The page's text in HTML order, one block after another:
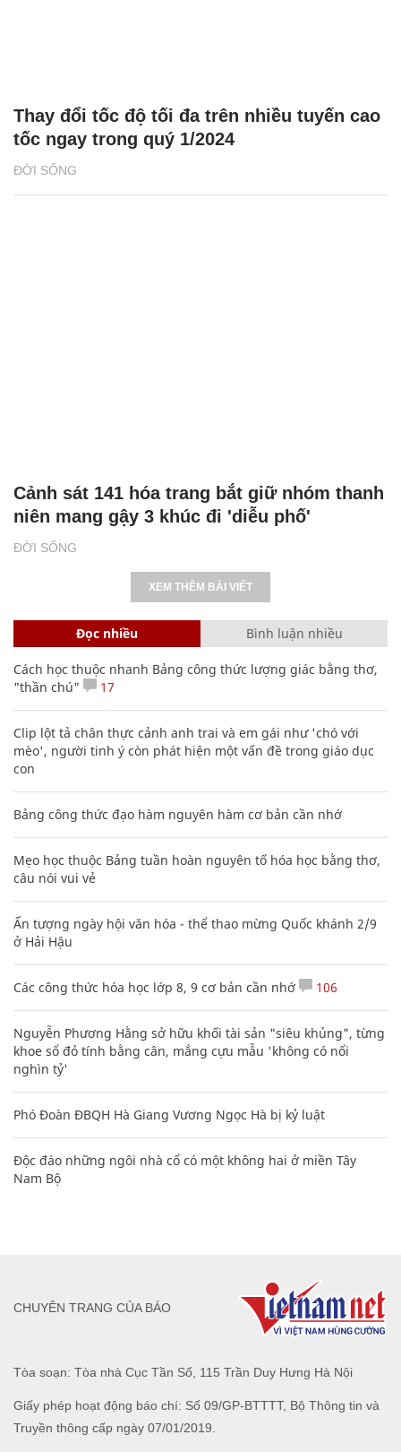
ĐỜI SỐNG
Thay đổi tốc độ tối đa trên nhiều tuyến cao
tốc ngay trong quý 1/2024
ĐỜI SỐNG
Cảnh sát 141 hóa trang bắt giữ nhóm thanh
niên mang gậy 3 khúc đi 'diễu phố'
XEM THÊM BÀI VIẾT
Đọc nhiều Bình luận nhiều
Cách học thuộc nhanh Bảng công thức lượng giác bằng thơ,
"thần chú"
17
Clip lột tả chân thực cảnh anh trai và em gái như 'chó với
mèo', người tinh ý còn phát hiện một vấn đề trong giáo dục
con
Bảng công thức đạo hàm nguyên hàm cơ bản cần nhớ
Mẹo học thuộc Bảng tuần hoàn nguyên tố hóa học bằng thơ,
câu nói vui vẻ
Ấn tượng ngày hội văn hóa - thể thao mừng Quốc khánh 2/9
ở Hải Hậu
Các công thức hóa học lớp 8, 9 cơ bản cần nhớ 106
Nguyễn Phương Hằng sở hữu khối tài sản "siêu khủng", từng
khoe sổ đỏ tính bằng cân, mắng cựu mẫu 'không có nổi
nghìn tỷ'
Phó Đoàn ĐBQH Hà Giang Vương Ngọc Hà bị kỷ luật
Độc đáo những ngôi nhà cổ có một không hai ở miền Tây
Nam Bộ
Tòa soạn: Tòa nhà Cục Tần Số, 115 Trần Duy Hưng Hà Nội
Giấy phép hoạt động báo chí: Số 09/GP-BTTTT, Bộ Thông tin và
Truyền thông cấp ngày 07/01/2019.
CHUYÊN TRANG CỦA BÁO